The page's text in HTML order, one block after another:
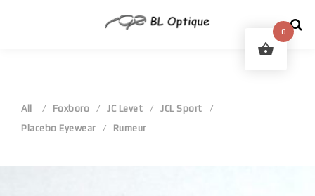
All Foxboro JC Levet
JCL Sport
Placebo Eyewear
Rumeur
0